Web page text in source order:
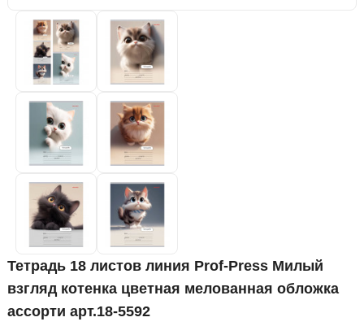
Тетрадь 18 листов линия Prof-Press Милый
взгляд котенка цветная мелованная обложка
ассорти арт.18-5592